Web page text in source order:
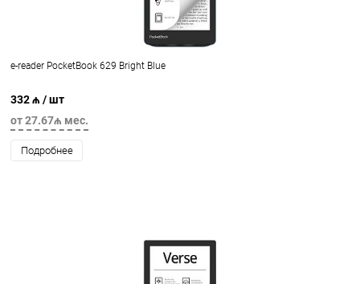
e-reader PocketBook 629 Bright Blue
332 ₼ / шт
от 27.67₼ мес.
Подробнее